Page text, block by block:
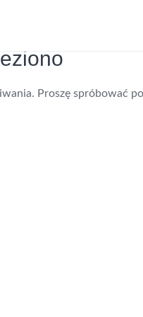
Proszę spróbować